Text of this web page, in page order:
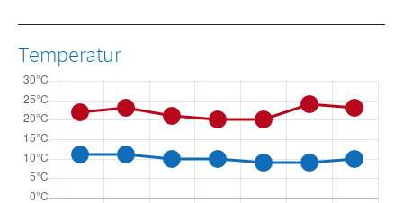
Temperatur